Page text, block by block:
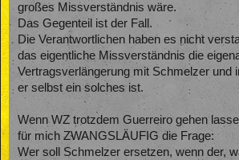
großes Missverständnis wäre.
Das Gegenteil ist der Fall.
Die Verantwortlichen haben es nicht
das eigentliche Missverständnis die
Vertragsverlängerung mit Schmelzer und
er selbst ein solches ist.
Wenn WZ trotzdem Guerreiro gehen
für mich ZWANGSLÄUFIG die Frage:
Wer soll Schmelzer ersetzen, wenn der,